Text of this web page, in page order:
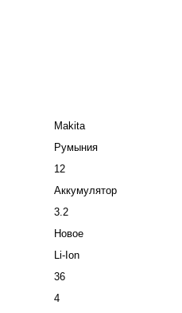
Makita
Румыния
12
Аккумулятор
3.2
Новое
Li-Ion
36
4